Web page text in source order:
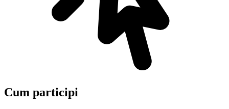
Cum participi